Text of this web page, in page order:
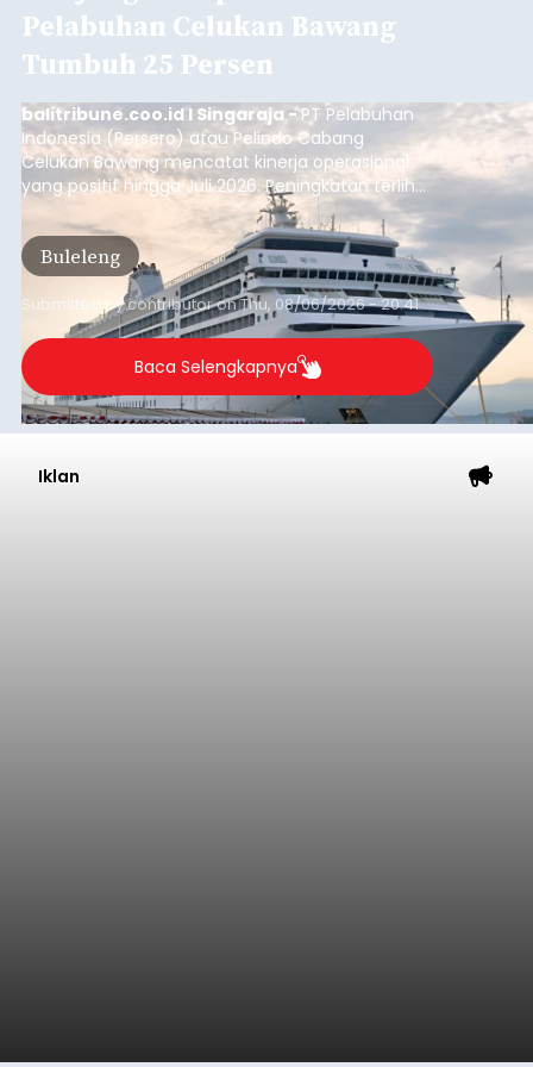
Pelabuhan Celukan Bawang
Tumbuh 25 Persen
balitribune.coo.id I Singaraja -PT Pelabuhan
Indonesia (Persero) atau Pelindo Cabang
Celukan Bawang mencatat kinerja operasional
yang positif hingga Juli 2026. Peningkatan terlihat
dari arus kapal yang mencapai 1,48 juta Gross
Tonnage (GT), atau tumbuh 12,4 persen
dibandingkan periode yang sama tahun lalu
yang tercatat sebesar 1,32 juta GT.
Buleleng
Submitted bycontributoronThu, 08/06/2026 - 20:41
Baca Selengkapnya
Iklan